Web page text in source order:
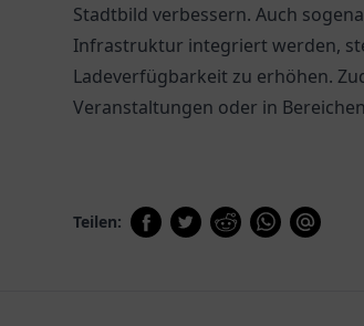
Stadtbild verbessern. Auch
Infrastruktur integriert werden,
Ladeverfügbarkeit zu erhöhen.
Veranstaltungen oder in
Teilen: